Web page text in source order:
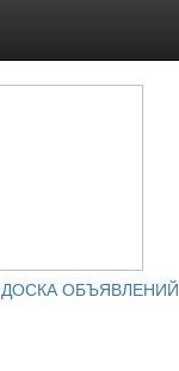
ДОСКА ОБЪЯВЛЕНИЙ